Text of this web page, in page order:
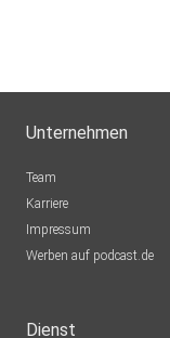
Unternehmen
Team
Karriere
Impressum
Werben auf podcast.de
Dienst